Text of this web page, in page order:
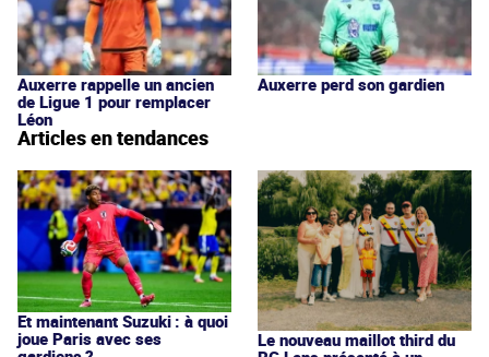
Auxerre rappelle un ancien
de Ligue 1 pour remplacer
Léon
Auxerre perd son gardien
Articles en tendances
Et maintenant Suzuki : à quoi
joue Paris avec ses
Le nouveau maillot third du